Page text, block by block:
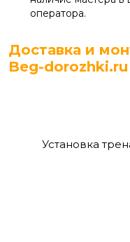
оператора.
Доставка и
Beg-
Установка